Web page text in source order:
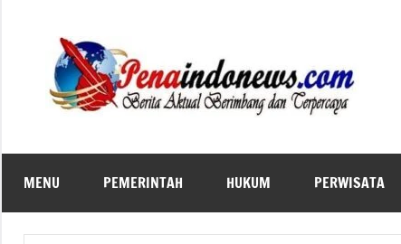
MENU PEMERINTAH HUKUM PERWISATA